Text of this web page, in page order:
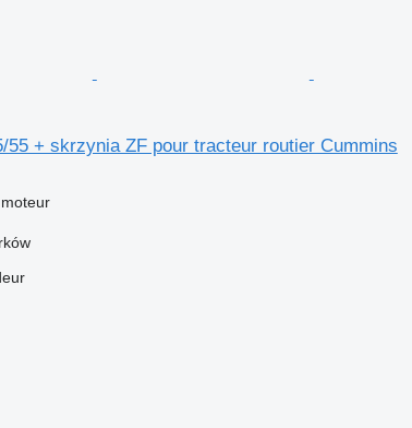
55 + skrzynia ZF pour tracteur routier Cummins